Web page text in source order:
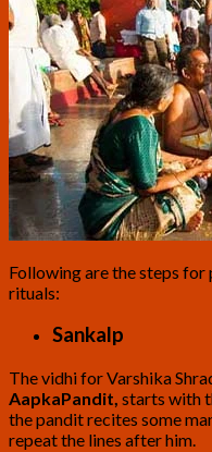
Following are the steps
rituals:
Sankalp
The vidhi for Varshika
AapkaPandit, starts with
the pandit recites some
repeat the lines after him.